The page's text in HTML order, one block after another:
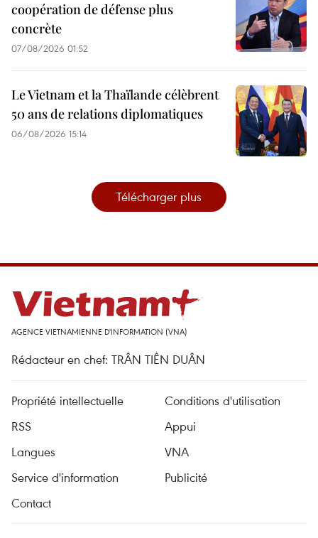
coopération de défense plus
concrète
07/08/2026 01:52
Le Vietnam et la Thaïlande célèbrent
50 ans de relations diplomatiques
06/08/2026 15:14
Télécharger plus
AGENCE VIETNAMIENNE D'INFORMATION (VNA)
Rédacteur en chef: TRÂN TIÊN DUÂN
Propriété intellectuelle
Conditions d'utilisation
RSS
Appui
Langues
VNA
Service d'information
Publicité
Contact